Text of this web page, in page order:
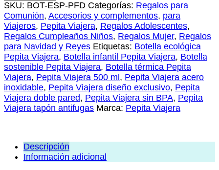
SKU: BOT-ESP-PFD Categorías: Regalos para
Comunión, Accesorios y complementos, para
Viajeros, Pepita Viajera, Regalos Adolescentes,
Regalos Cumpleaños Niños, Regalos Mujer, Regalos
para Navidad y Reyes Etiquetas: Botella ecológica
Pepita Viajera, Botella infantil Pepita Viajera, Botella
sostenible Pepita Viajera, Botella térmica Pepita
Viajera, Pepita Viajera 500 ml , Pepita Viajera acero
inoxidable, Pepita Viajera diseño exclusivo, Pepita
Viajera doble pared, Pepita Viajera sin BPA, Pepita
Viajera tapón antifugas Marca: Pepita Viajera
Descripción
Información adicional